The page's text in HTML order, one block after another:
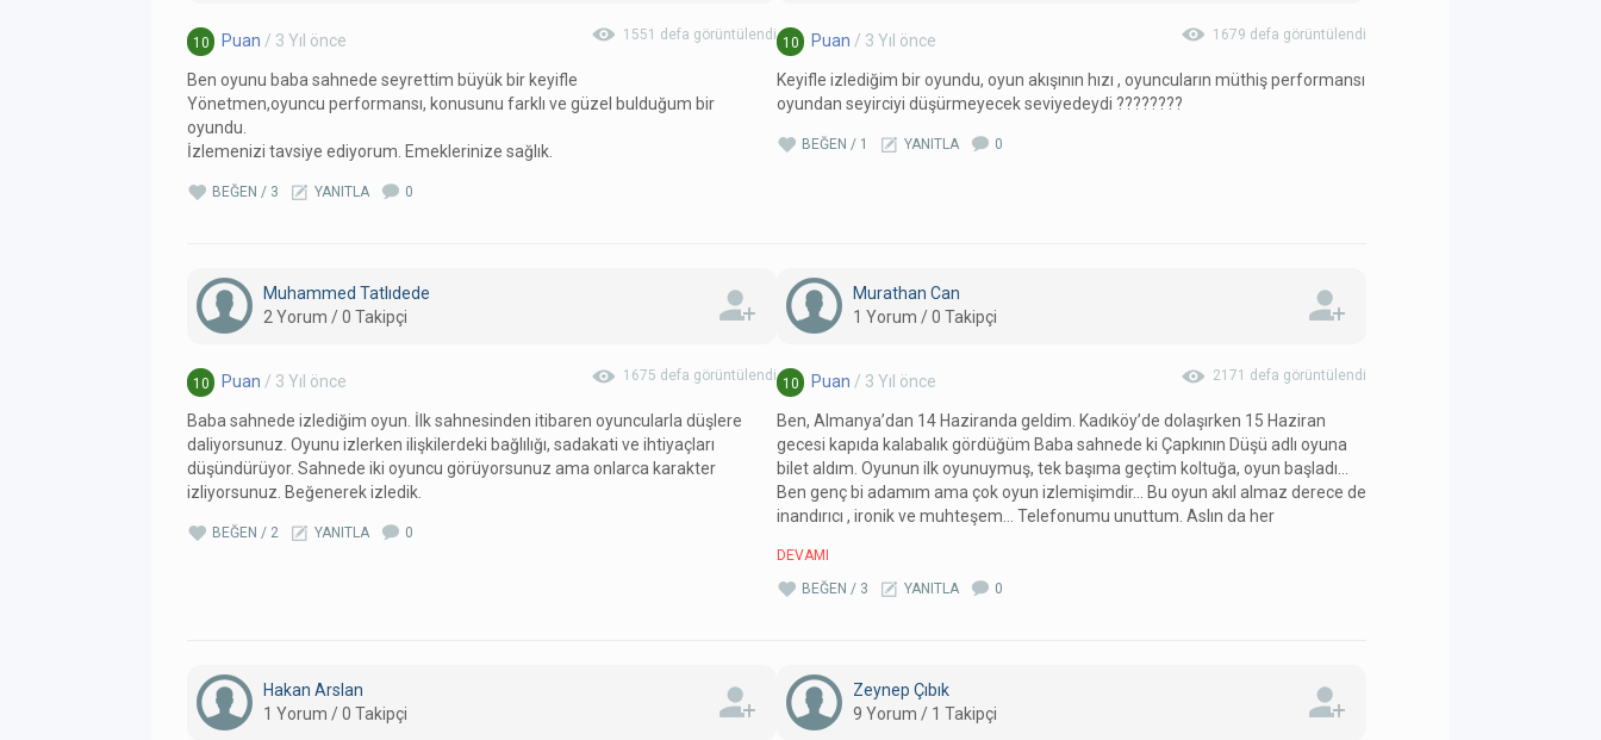
1551 defa görüntülendi
10 Puan / 3 Yıl önce
Ben oyunu baba sahnede seyrettim büyük bir keyifle
Yönetmen,oyuncu performansı, konusunu farklı ve güzel bulduğum bir
oyundu.
İzlemenizi tavsiye ediyorum. Emeklerinize sağlık.
BEĞEN / 3 YANITLA 0
1679 defa görüntülendi
10 Puan / 3 Yıl önce
Keyifle izlediğim bir oyundu, oyun akışının hızı , oyuncuların müthiş performansı
oyundan seyirciyi düşürmeyecek seviyedeydi ????????
BEĞEN / 1 YANITLA 0
Muhammed Tatlıdede
2 Yorum / 0 Takipçi
1675 defa görüntülendi
10 Puan / 3 Yıl önce
Baba sahnede izlediğim oyun. İlk sahnesinden itibaren oyuncularla düşlere
daliyorsunuz. Oyunu izlerken ilişkilerdeki bağlılığı, sadakati ve ihtiyaçları
düşündürüyor. Sahnede iki oyuncu görüyorsunuz ama onlarca karakter
izliyorsunuz. Beğenerek izledik.
BEĞEN / 2 YANITLA 0
Murathan Can
1 Yorum / 0 Takipçi
2171 defa görüntülendi
10 Puan / 3 Yıl önce
Ben, Almanya’dan 14 Haziranda geldim. Kadıköy’de dolaşırken 15 Haziran
gecesi kapıda kalabalık gördüğüm Baba sahnede ki Çapkının Düşü adlı oyuna
bilet aldım. Oyunun ilk oyunuymuş, tek başıma geçtim koltuğa, oyun başladı…
Ben genç bi adamım ama çok oyun izlemişimdir… Bu oyun akıl almaz derece de
inandırıcı , ironik ve muhteşem… Telefonumu unuttum. Aslın da her
DEVAMI
BEĞEN / 3
YANITLA 0
Hakan Arslan
1 Yorum / 0 Takipçi
Zeynep Çıbık
9 Yorum / 1 Takipçi